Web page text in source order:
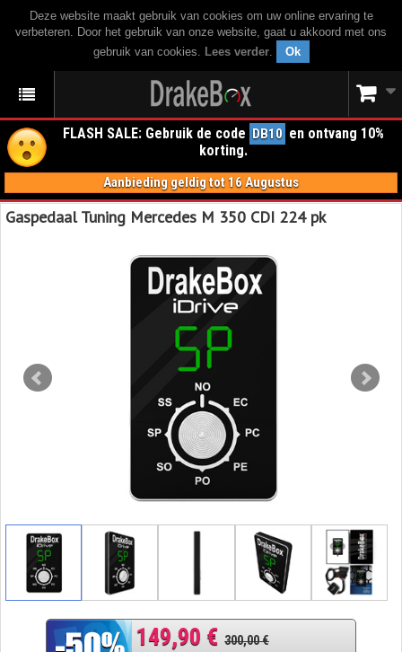
Deze website maakt gebruik van cookies om uw online ervaring te
verbeteren. Door het gebruik van onze website, gaat u akkoord met ons
gebruik van cookies. Lees verder. Ok
FLASH SALE: Gebruik de code DB10 en ontvang 10%
korting.
Aanbieding geldig tot 16 Augustus
Gaspedaal Tuning Mercedes M 350 CDI 224 pk
149,90 € 300,00 €